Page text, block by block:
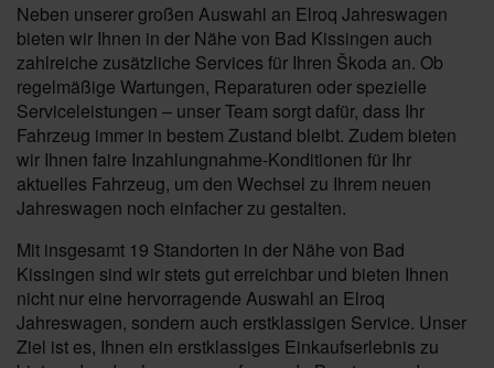
Neben unserer großen Auswahl an Elroq Jahreswagen
bieten wir Ihnen in der Nähe von Bad Kissingen auch
zahlreiche zusätzliche Services für Ihren Škoda an. Ob
regelmäßige Wartungen, Reparaturen oder spezielle
Serviceleistungen – unser Team sorgt dafür, dass Ihr
Fahrzeug immer in bestem Zustand bleibt. Zudem bieten
wir Ihnen faire Inzahlungnahme-Konditionen für Ihr
aktuelles Fahrzeug, um den Wechsel zu Ihrem neuen
Jahreswagen noch einfacher zu gestalten.
Mit insgesamt 19 Standorten in der Nähe von Bad
Kissingen sind wir stets gut erreichbar und bieten Ihnen
nicht nur eine hervorragende Auswahl an Elroq
Jahreswagen, sondern auch erstklassigen Service. Unser
Ziel ist es, Ihnen ein erstklassiges Einkaufserlebnis zu